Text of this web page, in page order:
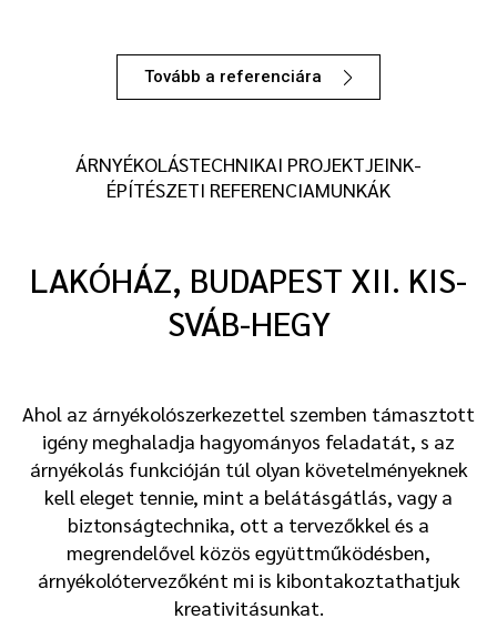
Tovább a referenciára
ÁRNYÉKOLÁSTECHNIKAI PROJEKTJEINK-
ÉPÍTÉSZETI REFERENCIAMUNKÁK
LAKÓHÁZ, BUDAPEST XII. KIS-
SVÁB-HEGY
Ahol az árnyékolószerkezettel szemben támasztott
igény meghaladja hagyományos feladatát, s az
árnyékolás funkcióján túl olyan követelményeknek
kell eleget tennie, mint a belátásgátlás, vagy a
biztonságtechnika, ott a tervezőkkel és a
megrendelővel közös együttműködésben,
árnyékolótervezőként mi is kibontakoztathatjuk
kreativitásunkat.